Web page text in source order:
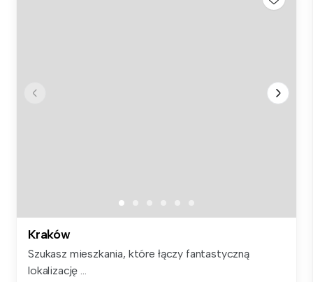
Kraków
Szukasz mieszkania, które łączy fantastyczną
lokalizację ...